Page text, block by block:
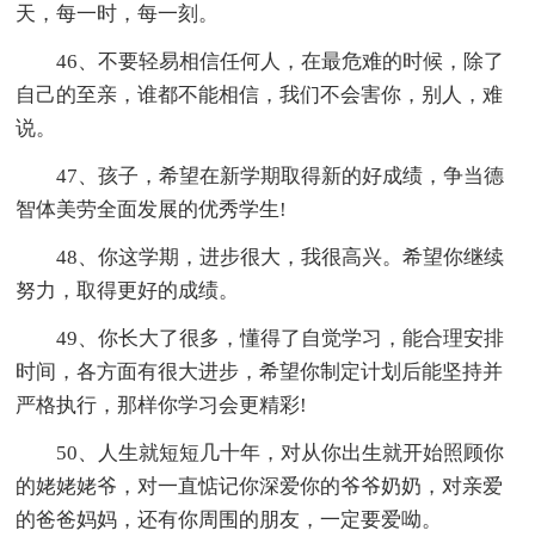
天，每一时，每一刻。
46、不要轻易相信任何人，在最危难的时候，除了
自己的至亲，谁都不能相信，我们不会害你，别人，难
说。
47、孩子，希望在新学期取得新的好成绩，争当德
智体美劳全面发展的优秀学生!
48、你这学期，进步很大，我很高兴。希望你继续
努力，取得更好的成绩。
49、你长大了很多，懂得了自觉学习，能合理安排
时间，各方面有很大进步，希望你制定计划后能坚持并
严格执行，那样你学习会更精彩!
50、人生就短短几十年，对从你出生就开始照顾你
的姥姥姥爷，对一直惦记你深爱你的爷爷奶奶，对亲爱
的爸爸妈妈，还有你周围的朋友，一定要爱呦。